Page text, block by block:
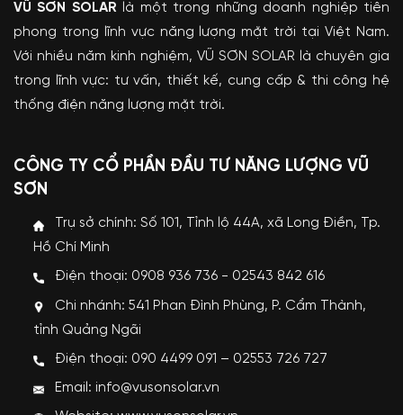
VŨ SƠN SOLAR là một trong những doanh nghiệp tiên
phong trong lĩnh vực năng lượng mặt trời tại Việt Nam.
Với nhiều năm kinh nghiệm, VŨ SƠN SOLAR là chuyên gia
trong lĩnh vực: tư vấn, thiết kế, cung cấp & thi công hệ
thống điện năng lượng mặt trời.
CÔNG TY CỔ PHẦN ĐẦU TƯ NĂNG LƯỢNG VŨ
SƠN
Trụ sở chính: Số 101, Tỉnh lộ 44A, xã Long Điền, Tp.
Hồ Chí Minh
Điện thoại: 0908 936 736 - 02543 842 616
Chi nhánh: 541 Phan Đình Phùng, P. Cẩm Thành,
tỉnh Quảng Ngãi
Điện thoại: 090 4499 091 – 02553 726 727
Email: info@vusonsolar.vn